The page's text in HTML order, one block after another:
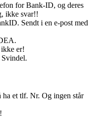
for Bank-ID, og deres
ikke svar!!
Sendt i en e-post med
er!
et tlf. Nr. Og ingen står